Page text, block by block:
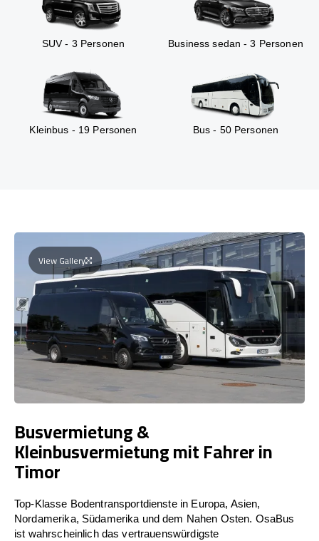
SUV - 3 Personen Business sedan - 3 Personen
Kleinbus - 19 Personen Bus - 50 Personen
View Gallery
Busvermietung &
Kleinbusvermietung mit Fahrer in
Timor
Top-Klasse Bodentransportdienste in Europa, Asien,
Nordamerika, Südamerika und dem Nahen Osten. OsaBus
ist wahrscheinlich das vertrauenswürdigste